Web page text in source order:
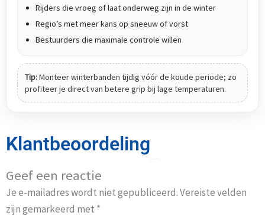
Rijders die vroeg of laat onderweg zijn in de winter
Regio’s met meer kans op sneeuw of vorst
Bestuurders die maximale controle willen
Tip:Monteer winterbanden tijdig vóór de koude periode; zo
profiteer je direct van betere grip bij lage temperaturen.
Klantbeoordeling
Geef een reactie
Je e-mailadres wordt niet gepubliceerd.Vereiste velden
zijn gemarkeerd met *